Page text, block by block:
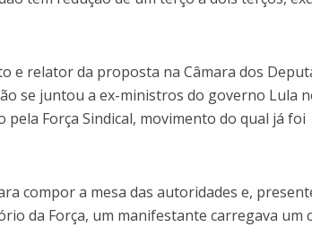
e relator da proposta na Câmara dos
se juntou a ex-ministros do governo Lula
Força Sindical, movimento do qual já foi
compor a mesa das autoridades e,
da Força, um manifestante carregava um